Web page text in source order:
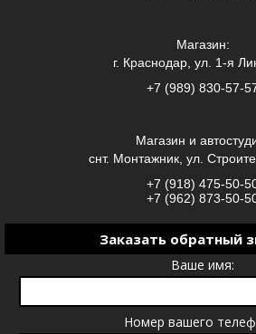
Магазин:
г. Краснодар, ул. 1-я
+7 (989) 830-57-
Магазин и
снт. Монтажник, ул.
+7 (918) 475-50-
+7 (962) 873-50-
Заказать обратный
Ваше имя:
Номер вашего